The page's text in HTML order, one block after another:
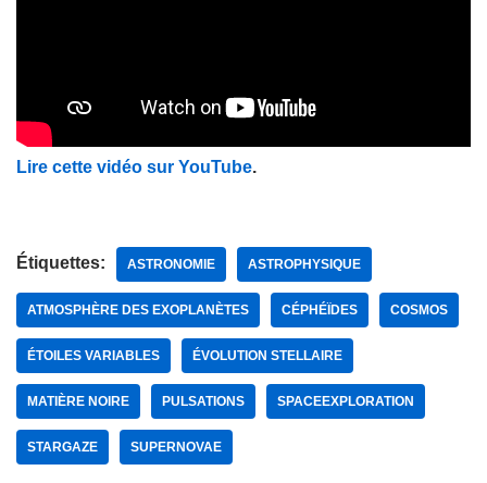
Lire cette vidéo sur YouTube.
Étiquettes: ASTRONOMIE ASTROPHYSIQUE
ATMOSPHÈRE DES EXOPLANÈTES CÉPHÉÏDES COSMOS
ÉTOILES VARIABLES ÉVOLUTION STELLAIRE
MATIÈRE NOIRE PULSATIONS SPACEEXPLORATION
STARGAZE SUPERNOVAE